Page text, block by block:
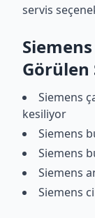
servis
Siemens
kesiliyor
Siemens
Siemens
Siemens
Siemens